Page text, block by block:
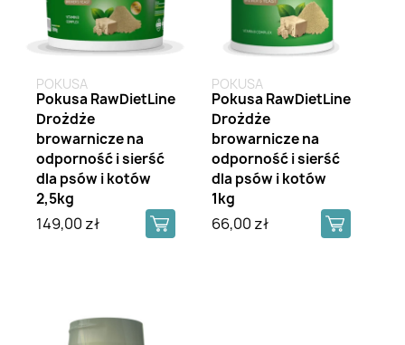
POKUSA
Pokusa RawDietLine
Drożdże
browarnicze na
odporność i sierść
dla psów i kotów
2,5kg
149,00 zł
POKUSA
Pokusa RawDietLine
Drożdże
browarnicze na
odporność i sierść
dla psów i kotów
1kg
66,00 zł